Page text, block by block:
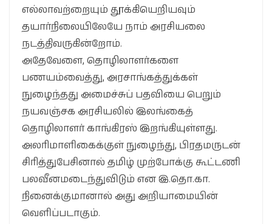
எல்லாவற்றையும் தூக்கியெறியவும்
தயார்நிலையிலேயே நாம் அரசியலை
நடத்திவருகின்றோம்.
அதேவேளை, தொழிலாளர்களை
பணயம்வைத்து, அரசாங்கத்துக்கள்
நுழைந்தது அமைச்சுப் பதவியை பெறும்
நயவஞ்சக அரசியலில் இலங்கைத்
தொழிலாளர் காங்கிரஸ் இறங்கியுள்ளது.
அலரிமாளிகைக்குள் நுழைந்து, பிரதமருடன்
சிரித்துபேசினால் தமிழ் முற்போக்கு கூட்டணி
பலவீனமடைந்துவிடும் என இ.தொ.கா.
நினைக்குமானால் அது அறியாமையின்
வெளிப்படாகும்.